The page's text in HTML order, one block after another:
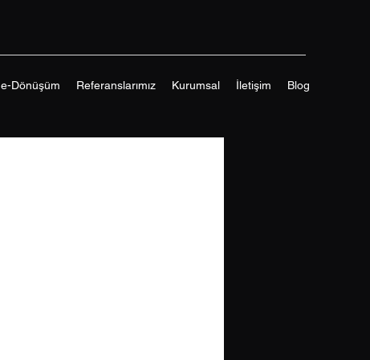
e-Dönüşüm Referanslarımız Kurumsal İletişim Blog